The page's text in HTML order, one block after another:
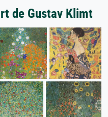
de Gustav Klimt